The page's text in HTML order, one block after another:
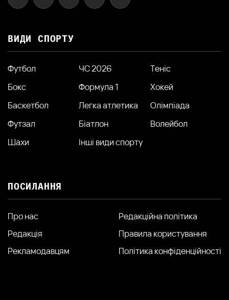
ВИДИ СПОРТУ
Футбол ЧС 2026
Теніс
Бокс
Формула 1
Хокей
Баскетбол
Легка атлетика
Олімпіада
Футзал
Біатлон
Волейбол
Шахи
Інші види спорту
ПОСИЛАННЯ
Про нас
Редакція
Рекламодавцям
Редакційна політика
Правила користування
Політика конфіденційності